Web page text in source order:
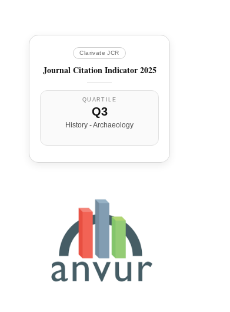
Clarivate JCR
Journal Citation Indicator 2025
QUARTILE
Q3
History - Archaeology